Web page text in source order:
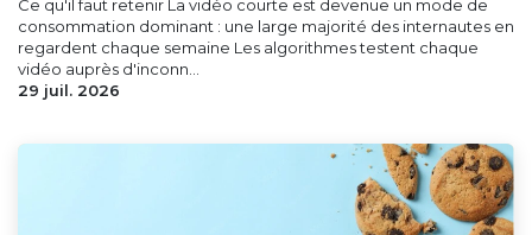
Ce qu'il faut retenir La vidéo courte est devenue un mode de
consommation dominant : une large majorité des internautes en
regardent chaque semaine Les algorithmes testent chaque
vidéo auprès d'inconn...
29 juil. 2026